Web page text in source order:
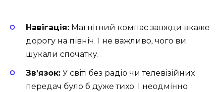
Навігація: Магнітний компас завжди вкаже
дорогу на північ. І не важливо, чого ви
шукали спочатку.
Зв’язок: У світі без радіо чи телевізійних
передач було б дуже тихо. І неодмінно